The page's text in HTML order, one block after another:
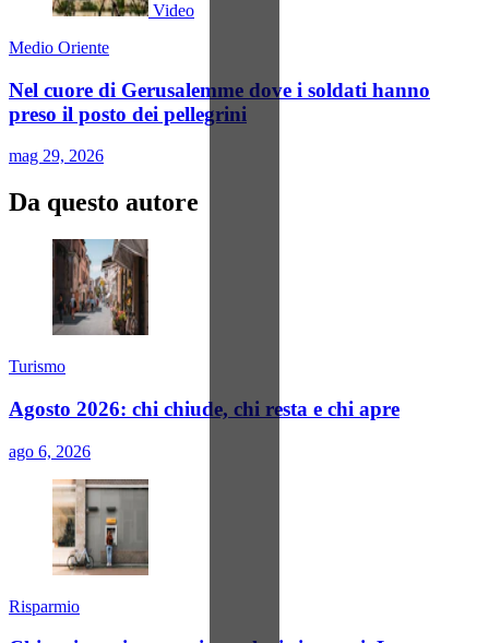
Video
Medio Oriente
Nel cuore di Gerusalemme dove i soldati hanno
preso il posto dei pellegrini
mag 29, 2026
Da questo autore
Turismo
Agosto 2026: chi chiude, chi resta e chi apre
ago 6, 2026
Risparmio